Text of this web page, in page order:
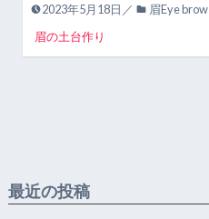
2023年5月18日／
眉Eye brow
眉の土台作り
最近の投稿